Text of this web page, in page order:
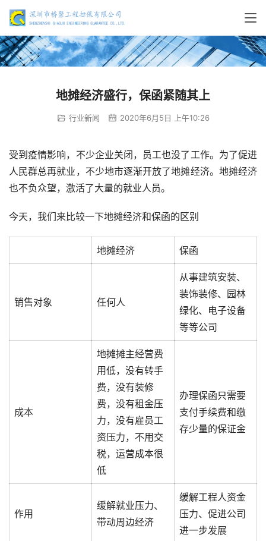
地摊经济盛行，保函紧随其上
行业新闻 2020年6月5日 上午10:26
受到疫情影响，不少企业关闭，员工也没了工作。为了促进
人民群总再就业，不少地市逐渐开放了地摊经济。地摊经济
也不负众望，激活了大量的就业人员。
今天，我们来比较一下地摊经济和保函的区别
地摊经济 保函
销售对象 任何人
从事建筑安装、
装饰装修、园林
绿化、电子设备
等等公司
成本
地摊摊主经营费
用低，没有转手
费，没有装修
费，没有租金压
力，没有雇员工
资压力，不用交
税，运营成本很
低
办理保函只需要
支付手续费和缴
存少量的保证金
作用
缓解就业压力、
带动周边经济
缓解工程人资金
压力、促进公司
进一步发展